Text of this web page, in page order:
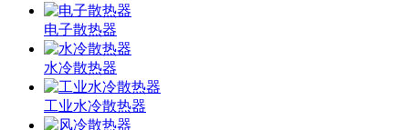
电子散热器
水冷散热器
工业水冷散热器